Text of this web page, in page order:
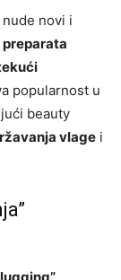
novi i
popularnost u
beauty
vlage i